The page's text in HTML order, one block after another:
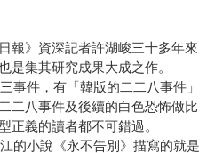
報》資深記者許湖峻三十多年來
是集其研究成果大成之作。
事件，有「韓版的二二八事件」
二八事件及後續的白色恐怖做比
正義的讀者都不可錯過。
的小說《永不告別》描寫的就是